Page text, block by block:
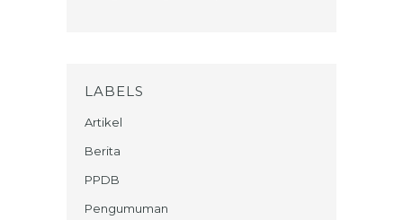
LABELS
Artikel
Berita
PPDB
Pengumuman